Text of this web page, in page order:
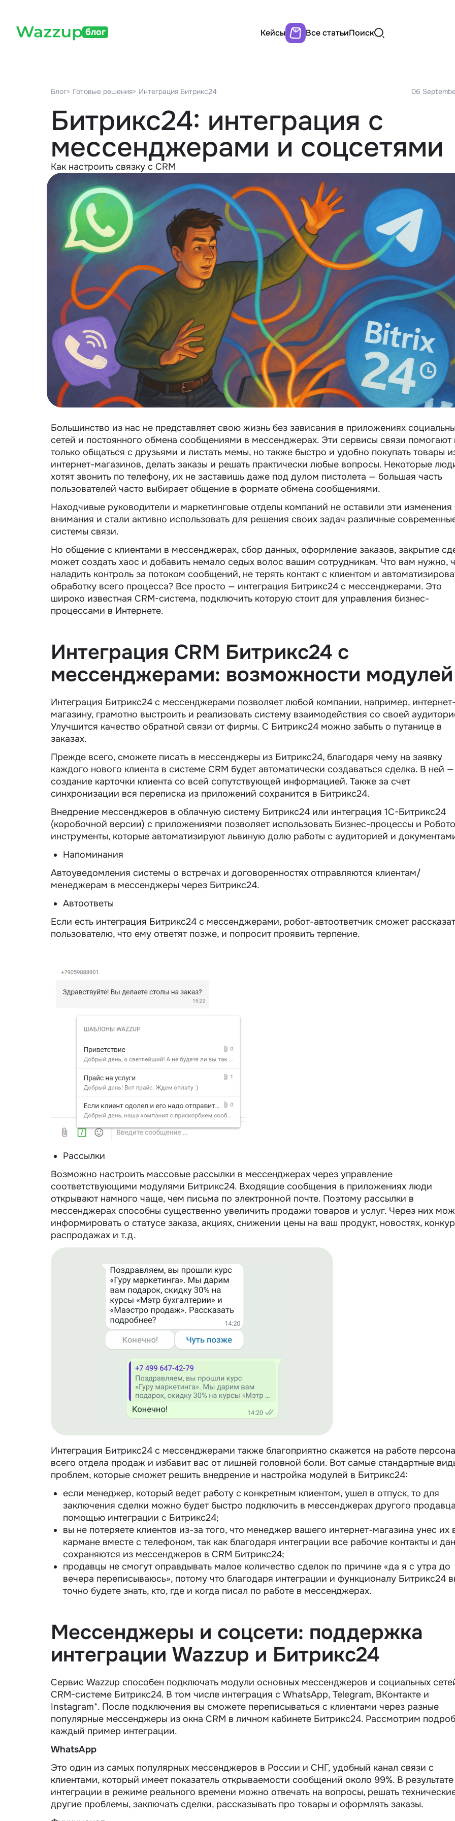
блог Кейсы Все статьиПоиск
Блог> Готовые решения> Интеграция Битрикс24 06
Битрикс24: интеграция с
мессенджерами и соцсетями
Как настроить связку с CRM
Большинство из нас не представляет свою жизнь без зависания в приложениях
сетей и постоянного обмена сообщениями в мессенджерах. Эти сервисы связи помогают
только общаться с друзьями и листать мемы, но также быстро и удобно покупать товары
интернет-магазинов, делать заказы и решать практически любые вопросы. Некоторые
хотят звонить по телефону, их не заставишь даже под дулом пистолета — большая часть
пользователей часто выбирает общение в формате обмена сообщениями.
Находчивые руководители и маркетинговые отделы компаний не оставили эти изменения
внимания и стали активно использовать для решения своих задач различные
системы связи.
Но общение с клиентами в мессенджерах, сбор данных, оформление заказов, закрытие
может создать хаос и добавить немало седых волос вашим сотрудникам. Что вам нужно,
наладить контроль за потоком сообщений, не терять контакт с клиентом и
обработку всего процесса? Все просто — интеграция Битрикс24 с мессенджерами. Это
широко известная CRM-система, подключить которую стоит для управления бизнес-
процессами в Интернете.
Интеграция CRM Битрикс24 с
мессенджерами: возможности модулей
Интеграция Битрикс24 с мессенджерами позволяет любой компании, например,
магазину, грамотно выстроить и реализовать систему взаимодействия со своей
Улучшится качество обратной связи от фирмы. С Битрикс24 можно забыть о путанице в
заказах.
Прежде всего, сможете писать в мессенджеры из Битрикс24, благодаря чему на заявку
каждого нового клиента в системе CRM будет автоматически создаваться сделка. В ней —
создание карточки клиента со всей сопутствующей информацией. Также за счет
синхронизации вся переписка из приложений сохранится в Битрикс24.
Внедрение мессенджеров в облачную систему Битрикс24 или интеграция 1С-Битрикс24
(коробочной версии) с приложениями позволяет использовать Бизнес-процессы и
инструменты, которые автоматизируют львиную долю работы с аудиторией и
Напоминания
Автоуведомления системы о встречах и договоренностях отправляются клиентам/
менеджерам в мессенджеры через Битрикс24.
Автоответы
Если есть интеграция Битрикс24 с мессенджерами, робот-автоответчик сможет
пользователю, что ему ответят позже, и попросит проявить терпение.
Рассылки
Возможно настроить массовые рассылки в мессенджерах через управление
соответствующими модулями Битрикс24. Входящие сообщения в приложениях люди
открывают намного чаще, чем письма по электронной почте. Поэтому рассылки в
мессенджерах способны существенно увеличить продажи товаров и услуг. Через них
информировать о статусе заказа, акциях, снижении цены на ваш продукт, новостях,
распродажах и т.д.
Интеграция Битрикс24 с мессенджерами также благоприятно скажется на работе
всего отдела продаж и избавит вас от лишней головной боли. Вот самые стандартные
проблем, которые сможет решить внедрение и настройка модулей в Битрикс24:
если менеджер, который ведет работу с конкретным клиентом, ушел в отпуск, то для
заключения сделки можно будет быстро подключить в мессенджерах другого
помощью интеграции с Битрикс24;
вы не потеряете клиентов из-за того, что менеджер вашего интернет-магазина унес их
кармане вместе с телефоном, так как благодаря интеграции все рабочие контакты и
сохраняются из мессенджеров в CRM Битрикс24;
продавцы не смогут оправдывать малое количество сделок по причине «да я с утра до
вечера переписываюсь», потому что благодаря интеграции и функционалу Битрикс24
точно будете знать, кто, где и когда писал по работе в мессенджерах.
Мессенджеры и соцсети: поддержка
интеграции Wazzup и Битрикс24
Сервис Wazzup способен подключать модули основных мессенджеров и социальных
CRM-системе Битрикс24. В том числе интеграция с WhatsApp, Telegram, ВКонтакте и
Instagram*. После подключения вы сможете переписываться с клиентами через разные
популярные мессенджеры из окна CRM в личном кабинете Битрикс24. Рассмотрим
каждый пример интеграции.
WhatsApp
Это один из самых популярных мессенджеров в России и СНГ, удобный канал связи с
клиентами, который имеет показатель открываемости сообщений около 99%. В результате
интеграции в режиме реального времени можно отвечать на вопросы, решать
другие проблемы, заключать сделки, рассказывать про товары и оформлять заказы.